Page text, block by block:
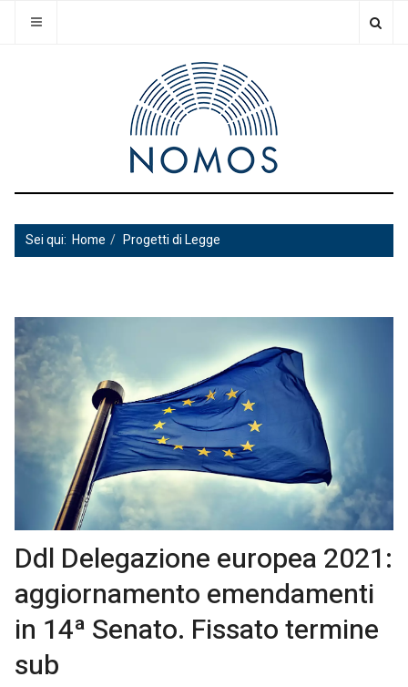
Sei qui: Home Progetti di Legge
Ddl Delegazione europea 2021:
aggiornamento emendamenti
in 14ª Senato. Fissato termine
sub